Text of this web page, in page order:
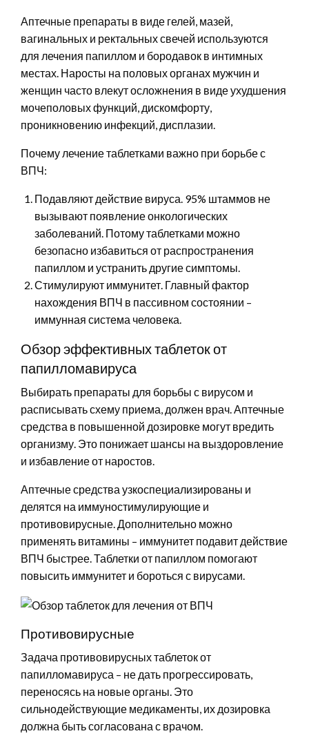
Аптечные препараты в виде гелей, мазей,
вагинальных и ректальных свечей используются
для лечения папиллом и бородавок в интимных
местах. Наросты на половых органах мужчин и
женщин часто влекут осложнения в виде ухудшения
мочеполовых функций, дискомфорту,
проникновению инфекций, дисплазии.
Почему лечение таблетками важно при борьбе с
ВПЧ:
Подавляют действие вируса. 95% штаммов не
вызывают появление онкологических
заболеваний. Потому таблетками можно
безопасно избавиться от распространения
папиллом и устранить другие симптомы.
Стимулируют иммунитет. Главный фактор
нахождения ВПЧ в пассивном состоянии –
иммунная система человека.
Обзор эффективных таблеток от
папилломавируса
Выбирать препараты для борьбы с вирусом и
расписывать схему приема, должен врач. Аптечные
средства в повышенной дозировке могут вредить
организму. Это понижает шансы на выздоровление
и избавление от наростов.
Аптечные средства узкоспециализированы и
делятся на иммуностимулирующие и
противовирусные. Дополнительно можно
применять витамины – иммунитет подавит действие
ВПЧ быстрее. Таблетки от папиллом помогают
повысить иммунитет и бороться с вирусами.
Противовирусные
Задача противовирусных таблеток от
папилломавируса – не дать прогрессировать,
переносясь на новые органы. Это
сильнодействующие медикаменты, их дозировка
должна быть согласована с врачом.